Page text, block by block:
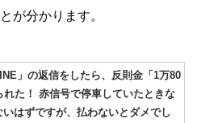
が分かります。
」の返信をしたら、反則金「1万80
れた！ 赤信号で停車していたときな
いはずですが、払わないとダメでし